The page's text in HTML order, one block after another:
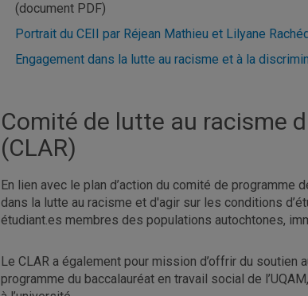
(document PDF)
Portrait du CEII par Réjean Mathieu et Lilyane
Engagement dans la lutte au racisme et à la
Comité de lutte au racisme
(CLAR)
En lien avec le plan d’action du comité de programme
dans la lutte au racisme et d'agir sur les conditions
étudiant.es membres des populations autochtones,
Le CLAR a également pour mission d’offrir du
programme du baccalauréat en travail social de